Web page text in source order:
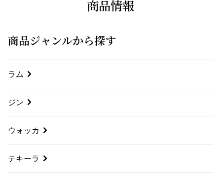
商品情報
商品ジャンルから探す
ラム
ジン
ウォッカ
テキーラ